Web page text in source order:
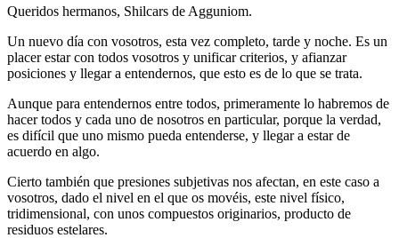
Queridos hermanos, Shilcars de Agguniom.
Un nuevo día con vosotros, esta vez completo, tarde y noche. Es un
placer estar con todos vosotros y unificar criterios, y afianzar
posiciones y llegar a entendernos, que esto es de lo que se trata.
Aunque para entendernos entre todos, primeramente lo habremos de
hacer todos y cada uno de nosotros en particular, porque la verdad,
es difícil que uno mismo pueda entenderse, y llegar a estar de
acuerdo en algo.
Cierto también que presiones subjetivas nos afectan, en este caso a
vosotros, dado el nivel en el que os movéis, este nivel físico,
tridimensional, con unos compuestos originarios, producto de
residuos estelares.